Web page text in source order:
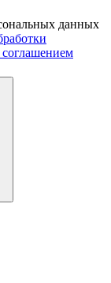
данных